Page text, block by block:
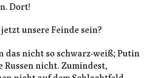
Dort!
unsere Feinde sein?
das nicht so schwarz-weiß; Putin
Russen nicht. Zumindest,